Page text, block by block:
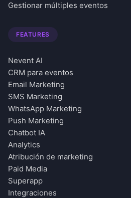
Gestionar múltiples eventos
FEATURES
Nevent AI
CRM para eventos
Email Marketing
SMS Marketing
WhatsApp Marketing
Push Marketing
Chatbot IA
Analytics
Atribución de marketing
Paid Media
Superapp
Integraciones